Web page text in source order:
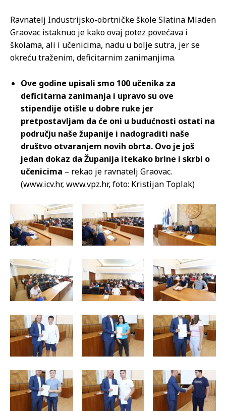
Ravnatelj Industrijsko-obrtničke škole Slatina Mladen
Graovac istaknuo je kako ovaj potez povećava i
školama, ali i učenicima, nadu u bolje sutra, jer se
okreću traženim, deficitarnim zanimanjima.
Ove godine upisali smo 100 učenika za
deficitarna zanimanja i upravo su ove
stipendije otišle u dobre ruke jer
pretpostavljam da će oni u budućnosti ostati na
području naše županije i nadograditi naše
društvo otvaranjem novih obrta. Ovo je još
jedan dokaz da Županija itekako brine i skrbi o
učenicima – rekao je ravnatelj Graovac.
(www.icv.hr, www.vpz.hr, foto: Kristijan Toplak)